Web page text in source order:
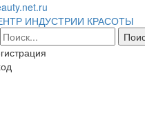
ИНДУСТРИИ КРАСОТЫ